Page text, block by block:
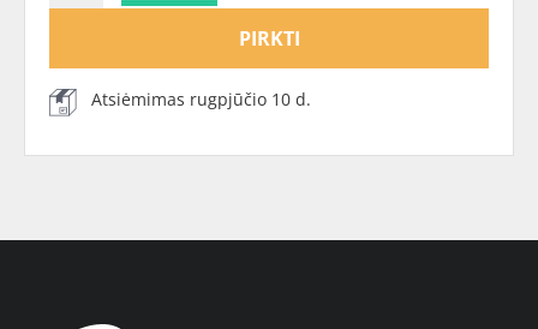
PIRKTI
Atsiėmimas rugpjūčio 10 d.